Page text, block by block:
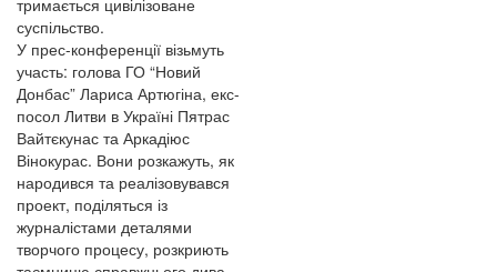
суспільство.
У прес-конференції візьмуть
участь: голова ГО “Новий
Донбас” Лариса Артюгіна, екс-
посол Литви в Україні Пятрас
Вайтєкунас та Аркадіюс
Вінокурас. Вони розкажуть, як
народився та реалізовувався
проект, поділяться із
журналістами деталями
творчого процесу, розкриють